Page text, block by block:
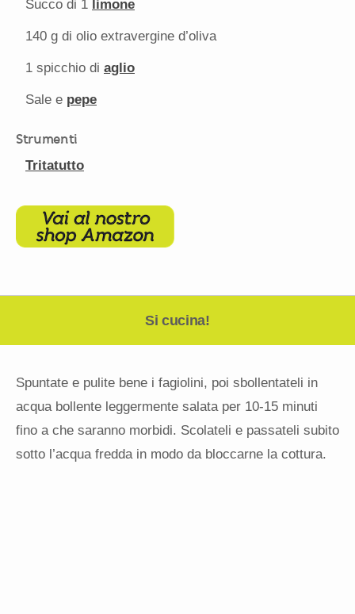
Succo di 1 limone
140 g di olio extravergine d’oliva
1 spicchio di aglio
Sale e pepe
Strumenti
Tritatutto
Si cucina!
Spuntate e pulite bene i fagiolini, poi sbollentateli in
acqua bollente leggermente salata per 10-15 minuti
fino a che saranno morbidi. Scolateli e passateli subito
sotto l’acqua fredda in modo da bloccarne la cottura.